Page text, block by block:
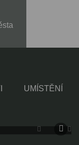
UMÍSTĚNÍ